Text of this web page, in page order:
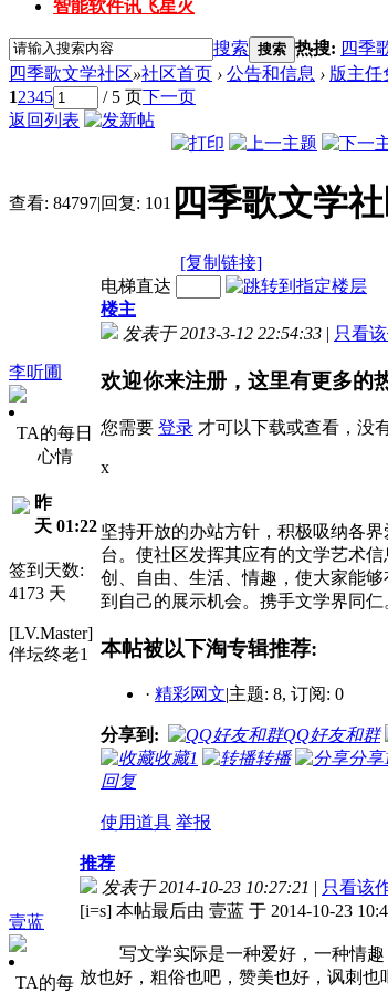
智能软件讯飞星火
搜索 搜索 热搜: 四季
四季歌文学社区»社区首页 › 公告和信息 › 版主任
12345 / 5 页下一页
返回列表
查看: 84797|回复: 101 四季歌文学
[复制链接]
李听圃
TA的每日
心情
昨
天 01:22
签到天数:
4173 天
[LV.Master]
伴坛终老1
电梯直达
楼主
发表于 2013-3-12 22:54:33 | 只看
欢迎你来注册，这里有更多的
您需要 登录 才可以下载或查看，没
x
四季歌文学
坚持开放的办站方针，积极吸纳各
台。使社区发挥其应有的文学艺术
创、自由、生活、情趣，使大家能
到自己的展示机会。携手文学界同
本帖被以下淘专辑推荐:
· 精彩网文|主题: 8, 订阅: 0
分享到: QQ好友和群
收藏1 转播 分享
回复
使用道具 举报
壹蓝
TA的每
推荐
发表于 2014-10-23 10:27:21 | 只看该
[i=s] 本帖最后由 壹蓝 于 2014-10-23
写文学实际是一种爱好，一种情趣
放也好，粗俗也吧，赞美也好，讽刺也